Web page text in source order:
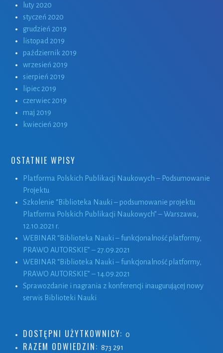
luty 2020
styczeń 2020
grudzień 2019
listopad 2019
październik 2019
wrzesień 2019
sierpień 2019
lipiec 2019
czerwiec 2019
maj 2019
kwiecień 2019
OSTATNIE WPISY
Platforma Polskich Publikacji Naukowych – Podsumowanie
Projektu
Szkolenie “Biblioteka Nauki – podsumowanie projektu
Platforma Polskich Publikacji Naukowych” – Warszawa,
12.10.2021 r.
WEBINAR “Biblioteka Nauki – funkcjonalność platformy,
PRAWO AUTORSKIE” – 27.09.2021
WEBINAR “Biblioteka Nauki – funkcjonalność platformy,
PRAWO AUTORSKIE” – 14.09.2021
Sprawozdanie i nagrania z konferencji inaugurującej nowy
serwis Biblioteki Nauki
DOSTĘPNI UŻYTKOWNICY:0
RAZEM ODWIEDZIN:873 291